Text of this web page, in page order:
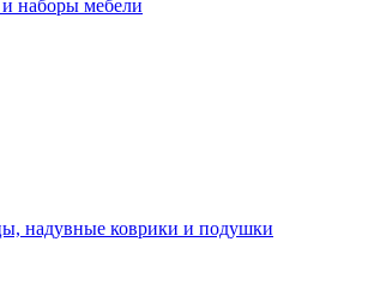
наборы мебели
надувные коврики и подушки